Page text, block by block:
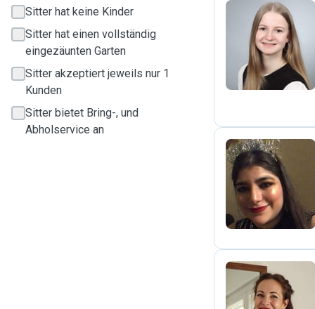
Sitter hat keine Kinder
Sitter hat einen vollständig
eingezäunten Garten
Sitter akzeptiert jeweils nur 1
Kunden
Sitter bietet Bring-, und
Abholservice an
M
D